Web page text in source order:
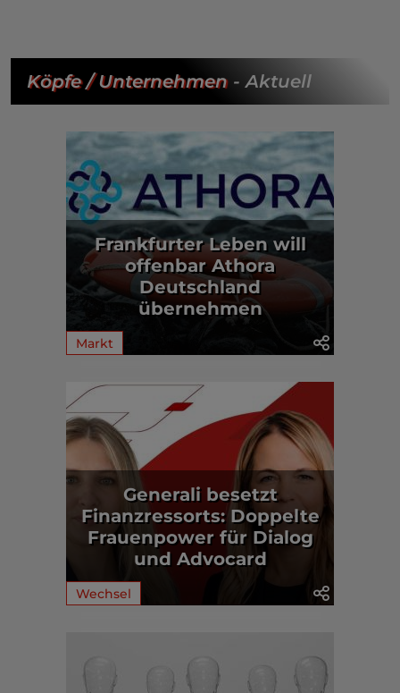
Köpfe / Unternehmen- Aktuell
Frankfurter Leben will
offenbar Athora
Deutschland
übernehmen
Markt
Generali besetzt
Finanzressorts: Doppelte
Frauenpower für Dialog
und Advocard
Wechsel